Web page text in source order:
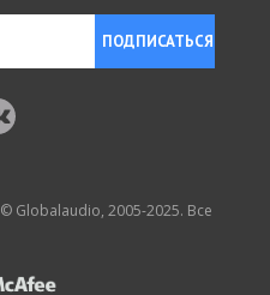
ПОДПИСАТЬСЯ
© Globalaudio, 2005-2025. Все